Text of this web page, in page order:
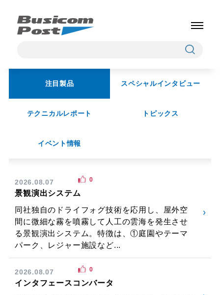
注目製品 スペシャルインタビュー
テクニカルレポート トピックス
イベント情報
2026.08.07
景観演出システム
同社独自のドライフォグ技術を応用し、屋外空
間に微細な霧を噴霧して人工の雲海を発生させ
る景観演出システム。特徴は、①庭園やテーマ
パーク、レジャー施設など...
0
2026.08.07
インタフェースコンバータ
0